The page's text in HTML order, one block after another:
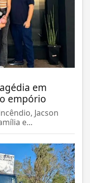
em
empório
Jacson
e...